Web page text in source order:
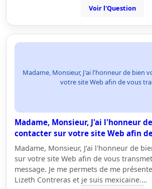
Voir l'Question
Madame, Monsieur, J'ai l'honneur de bien
votre site Web afin de vous
Madame, Monsieur, J'ai l'honneur
contacter sur votre site Web afin
Madame, Monsieur, J’ai l'honneur de
sur votre site Web afin de vous
message. Je me permets de me
Lizeth Contreras et je suis mexicaine.…